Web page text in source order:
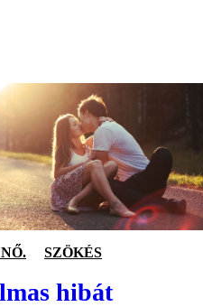
SZÖKÉS
hibát